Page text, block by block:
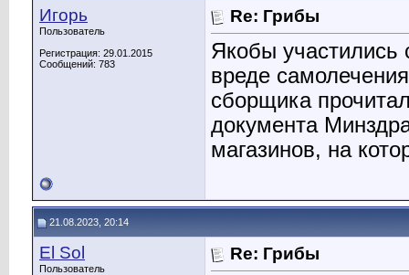
Игорь
Пользователь
Регистрация: 29.01.2015
Сообщений: 783
Re: Грибы
Якобы участились
вреде
сборщика
документа
магазинов, на
21.08.2023, 20:14
El Sol
Пользователь
Re: Грибы